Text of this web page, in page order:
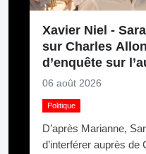
Xavier Niel -
sur Charles
d’enquête sur
06 août 2026
Politique
D’après Marianne,
d’interférer auprès de